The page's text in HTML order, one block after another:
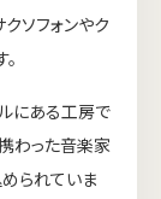
ソフォンやク
ルにある工房で
わった音楽家
られていま